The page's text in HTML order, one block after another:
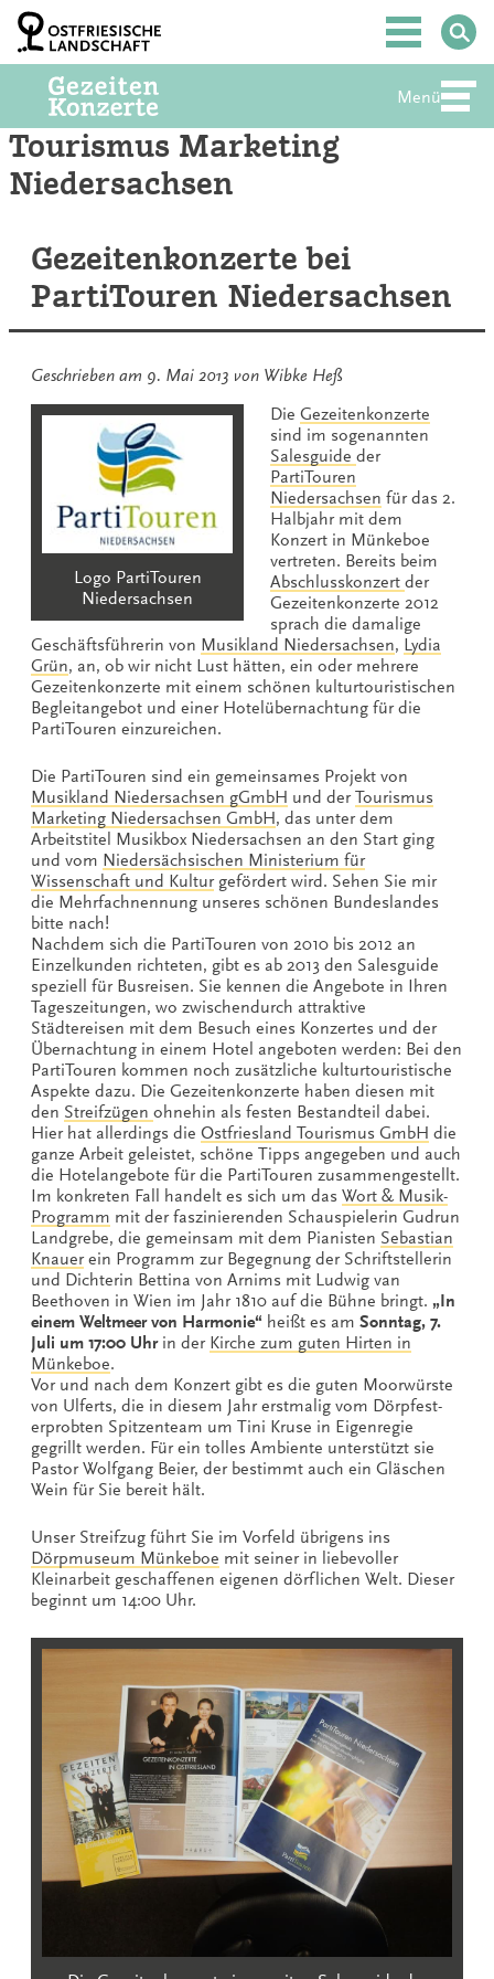
Zum
Inhalt
springen
Hauptmenü
Menü
Tourismus Marketing
Niedersachsen
Gezeitenkonzerte bei
PartiTouren Niedersachsen
Geschrieben am 9. Mai 2013 von Wibke Heß
Logo PartiTouren
Niedersachsen
Die Gezeitenkonzerte
sind im sogenannten
Salesguide der
PartiTouren
Niedersachsen für das 2.
Halbjahr mit dem
Konzert in Münkeboe
vertreten. Bereits beim
Abschlusskonzert der
Gezeitenkonzerte 2012
sprach die damalige
Geschäftsführerin von Musikland Niedersachsen, Lydia
Grün, an, ob wir nicht Lust hätten, ein oder mehrere
Gezeitenkonzerte mit einem schönen kulturtouristischen
Begleitangebot und einer Hotelübernachtung für die
PartiTouren einzureichen.
Die PartiTouren sind ein gemeinsames Projekt von
Musikland Niedersachsen gGmbH und derTourismus
Marketing Niedersachsen GmbH, das unter dem
Arbeitstitel Musikbox Niedersachsen an den Start ging
und vom Niedersächsischen Ministerium für
Wissenschaft und Kulturgefördert wird. Sehen Sie mir
die Mehrfachnennung unseres schönen Bundeslandes
bitte nach!
Nachdem sich die PartiTouren von 2010 bis 2012 an
Einzelkunden richteten, gibt es ab 2013 den Salesguide
speziell für Busreisen. Sie kennen die Angebote in Ihren
Tageszeitungen, wo zwischendurch attraktive
Städtereisen mit dem Besuch eines Konzertes und der
Übernachtung in einem Hotel angeboten werden: Bei den
PartiTouren kommen noch zusätzliche kulturtouristische
Aspekte dazu. Die Gezeitenkonzerte haben diesen mit
den Streifzügen ohnehin als festen Bestandteil dabei.
Hier hat allerdings die Ostfriesland Tourismus GmbH die
ganze Arbeit geleistet, schöne Tipps angegeben und auch
die Hotelangebote für die PartiTouren zusammengestellt.
Im konkreten Fall handelt es sich um das Wort & Musik-
Programm mit der faszinierenden Schauspielerin Gudrun
Landgrebe, die gemeinsam mit dem Pianisten Sebastian
Knauerein Programm zur Begegnung der Schriftstellerin
und Dichterin Bettina von Arnims mit Ludwig van
Beethoven in Wien im Jahr 1810 auf die Bühne bringt. „In
einem Weltmeer von Harmonie“ heißt es am Sonntag, 7.
Juli um 17:00 Uhrin der Kirche zum guten Hirten in
Münkeboe.
Vor und nach dem Konzert gibt es die guten Moorwürste
von Ulferts, die in diesem Jahr erstmalig vom Dörpfest-
erprobten Spitzenteam um Tini Kruse in Eigenregie
gegrillt werden. Für ein tolles Ambiente unterstützt sie
Pastor Wolfgang Beier, der bestimmt auch ein Gläschen
Wein für Sie bereit hält.
Unser Streifzug führt Sie im Vorfeld übrigens ins
Dörpmuseum Münkeboe mit seiner in liebevoller
Kleinarbeit geschaffenen eigenen dörflichen Welt. Dieser
beginnt um 14:00 Uhr.